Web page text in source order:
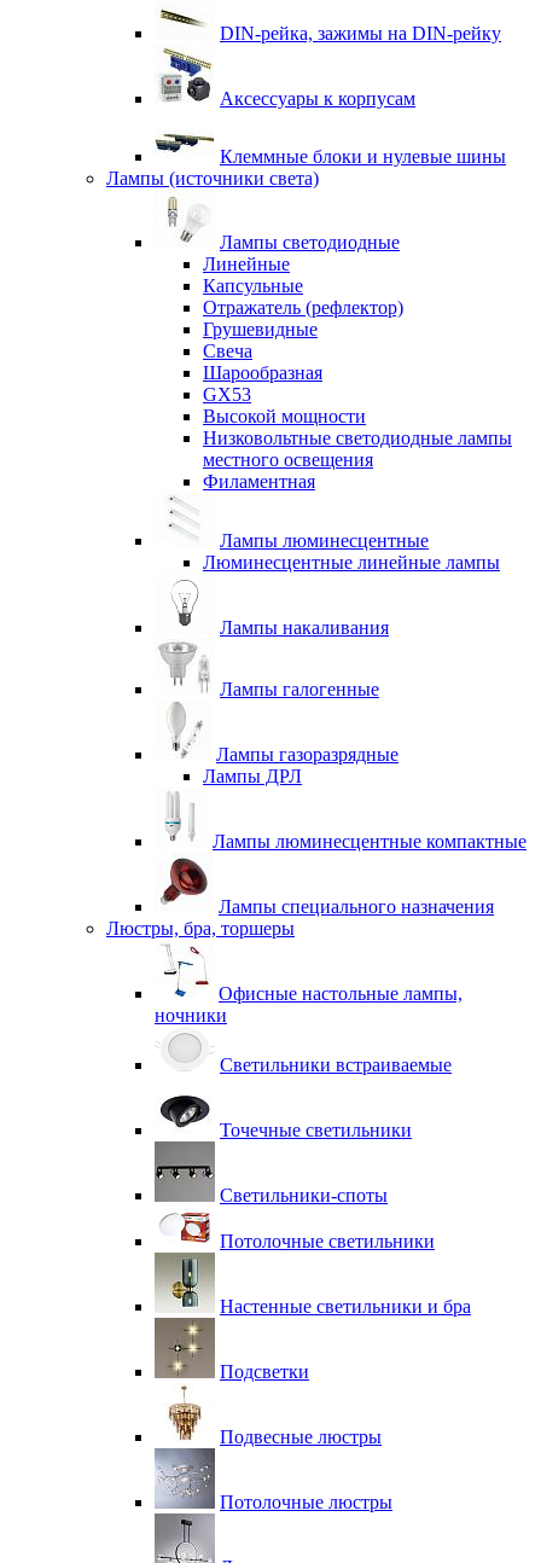
DIN-рейка, зажимы на DIN-рейку
Аксессуары к корпусам
Клеммные блоки и нулевые шины
Лампы (источники света)
Лампы светодиодные
Линейные
Капсульные
Отражатель (рефлектор)
Грушевидные
Свеча
Шарообразная
GX53
Высокой мощности
Низковольтные светодиодные лампы
местного освещения
Филаментная
Лампы люминесцентные
Люминесцентные линейные лампы
Лампы накаливания
Лампы галогенные
Лампы газоразрядные
Лампы ДРЛ
Лампы люминесцентные компактные
Лампы специального назначения
Люстры, бра, торшеры
Офисные настольные лампы,
ночники
Светильники встраиваемые
Точечные светильники
Светильники-споты
Потолочные светильники
Настенные светильники и бра
Подсветки
Подвесные люстры
Потолочные люстры